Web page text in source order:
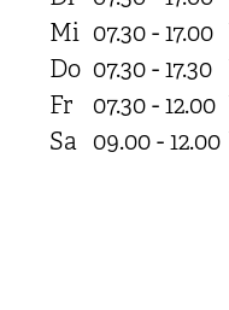
Mi 07.30 - 17.00
Do 07.30 - 17.30
Fr
07.30 - 12.00
Sa 09.00 - 12.00